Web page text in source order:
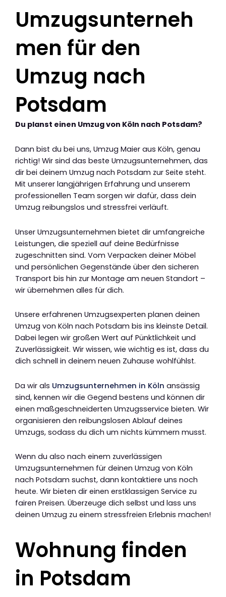
Umzugsunterneh
men für den
Umzug nach
Potsdam
Du planst einen Umzug von Köln nach Potsdam?
Dann bist du bei uns, Umzug Maier aus Köln, genau
richtig! Wir sind das beste Umzugsunternehmen, das
dir bei deinem Umzug nach Potsdam zur Seite steht.
Mit unserer langjährigen Erfahrung und unserem
professionellen Team sorgen wir dafür, dass dein
Umzug reibungslos und stressfrei verläuft.
Unser Umzugsunternehmen bietet dir umfangreiche
Leistungen, die speziell auf deine Bedürfnisse
zugeschnitten sind. Vom Verpacken deiner Möbel
und persönlichen Gegenstände über den sicheren
Transport bis hin zur Montage am neuen Standort –
wir übernehmen alles für dich.
Unsere erfahrenen Umzugsexperten planen deinen
Umzug von Köln nach Potsdam bis ins kleinste Detail.
Dabei legen wir großen Wert auf Pünktlichkeit und
Zuverlässigkeit. Wir wissen, wie wichtig es ist, dass du
dich schnell in deinem neuen Zuhause wohlfühlst.
Da wir als Umzugsunternehmen in Köln ansässig
sind, kennen wir die Gegend bestens und können dir
einen maßgeschneiderten Umzugsservice bieten. Wir
organisieren den reibungslosen Ablauf deines
Umzugs, sodass du dich um nichts kümmern musst.
Wenn du also nach einem zuverlässigen
Umzugsunternehmen für deinen Umzug von Köln
nach Potsdam suchst, dann kontaktiere uns noch
heute. Wir bieten dir einen erstklassigen Service zu
fairen Preisen. Überzeuge dich selbst und lass uns
deinen Umzug zu einem stressfreien Erlebnis machen!
Wohnung finden
in Potsdam